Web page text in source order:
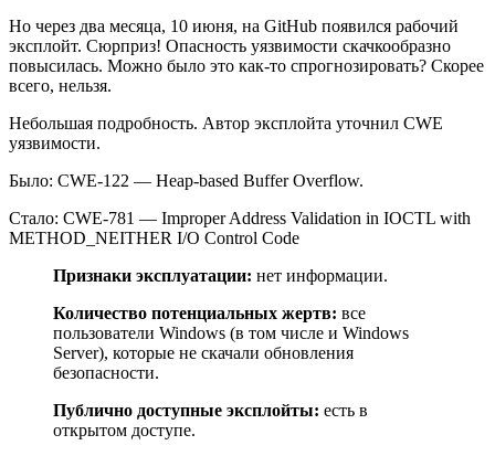
Но через два месяца, 10 июня, на GitHub появился рабочий
эксплойт. Сюрприз! Опасность уязвимости скачкообразно
повысилась. Можно было это как-то спрогнозировать? Скорее
всего, нельзя.
Небольшая подробность. Автор эксплойта уточнил CWE
уязвимости.
Было: CWE-122 — Heap-based Buffer Overflow.
Стало: CWE-781 — Improper Address Validation in IOCTL with
METHOD_NEITHER I/O Control Code
Признаки эксплуатации: нет информации.
Количество потенциальных жертв: все
пользователи Windows (в том числе и Windows
Server), которые не скачали обновления
безопасности.
Публично доступные эксплойты: есть в
открытом доступе.